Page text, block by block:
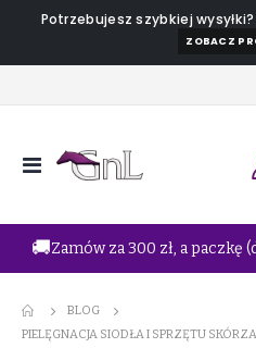
Potrzebujesz szybkiej wysyłki?
ZOBACZ
Przełącznik
🚚Zamów za 300 zł, a paczkę
BLOG
PIELĘGNACJA SIODŁA I SPRZĘTU